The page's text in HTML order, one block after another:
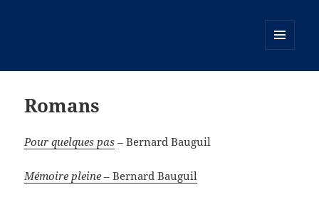
Romans
Pour quelques pas –Bernard Bauguil
Mémoire pleine – Bernard Bauguil